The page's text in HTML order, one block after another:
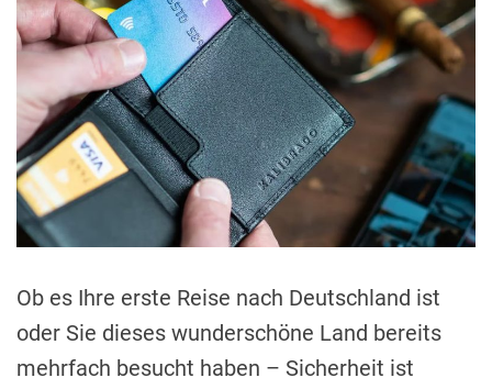
i
m
a
e
d
r
e
i
m
e
Ob es Ihre erste Reise nach Deutschland ist
oder Sie dieses wunderschöne Land bereits
mehrfach besucht haben – Sicherheit ist